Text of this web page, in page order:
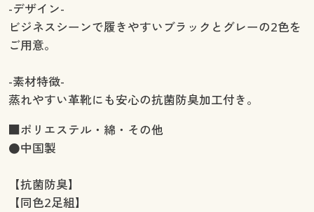
-デザイン-
ビジネスシーンで履きやすいブラックとグレーの2色を
ご用意。
-素材特徴-
蒸れやすい革靴にも安心の抗菌防臭加工付き。
■ポリエステル・綿・その他
●中国製
【抗菌防臭】
【同色2足組】